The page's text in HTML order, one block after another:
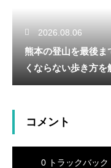
2026.08.06
熊本の登山を最後ま
くならない歩き方を
コメント
0 トラックバック